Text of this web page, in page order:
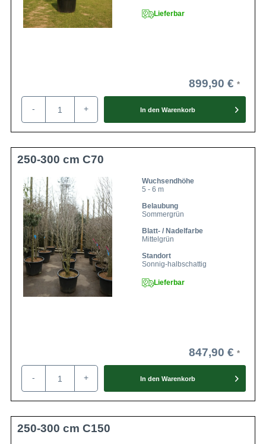
Lieferbar
899,90 €
- + In den Warenkorb
250-300 cm C70
Wuchsendhöhe
5 - 6 m
Belaubung
Sommergrün
Blatt- / Nadelfarbe
Mittelgrün
Standort
Sonnig-halbschattig
Lieferbar
847,90 €
- + In den Warenkorb
250-300 cm C150